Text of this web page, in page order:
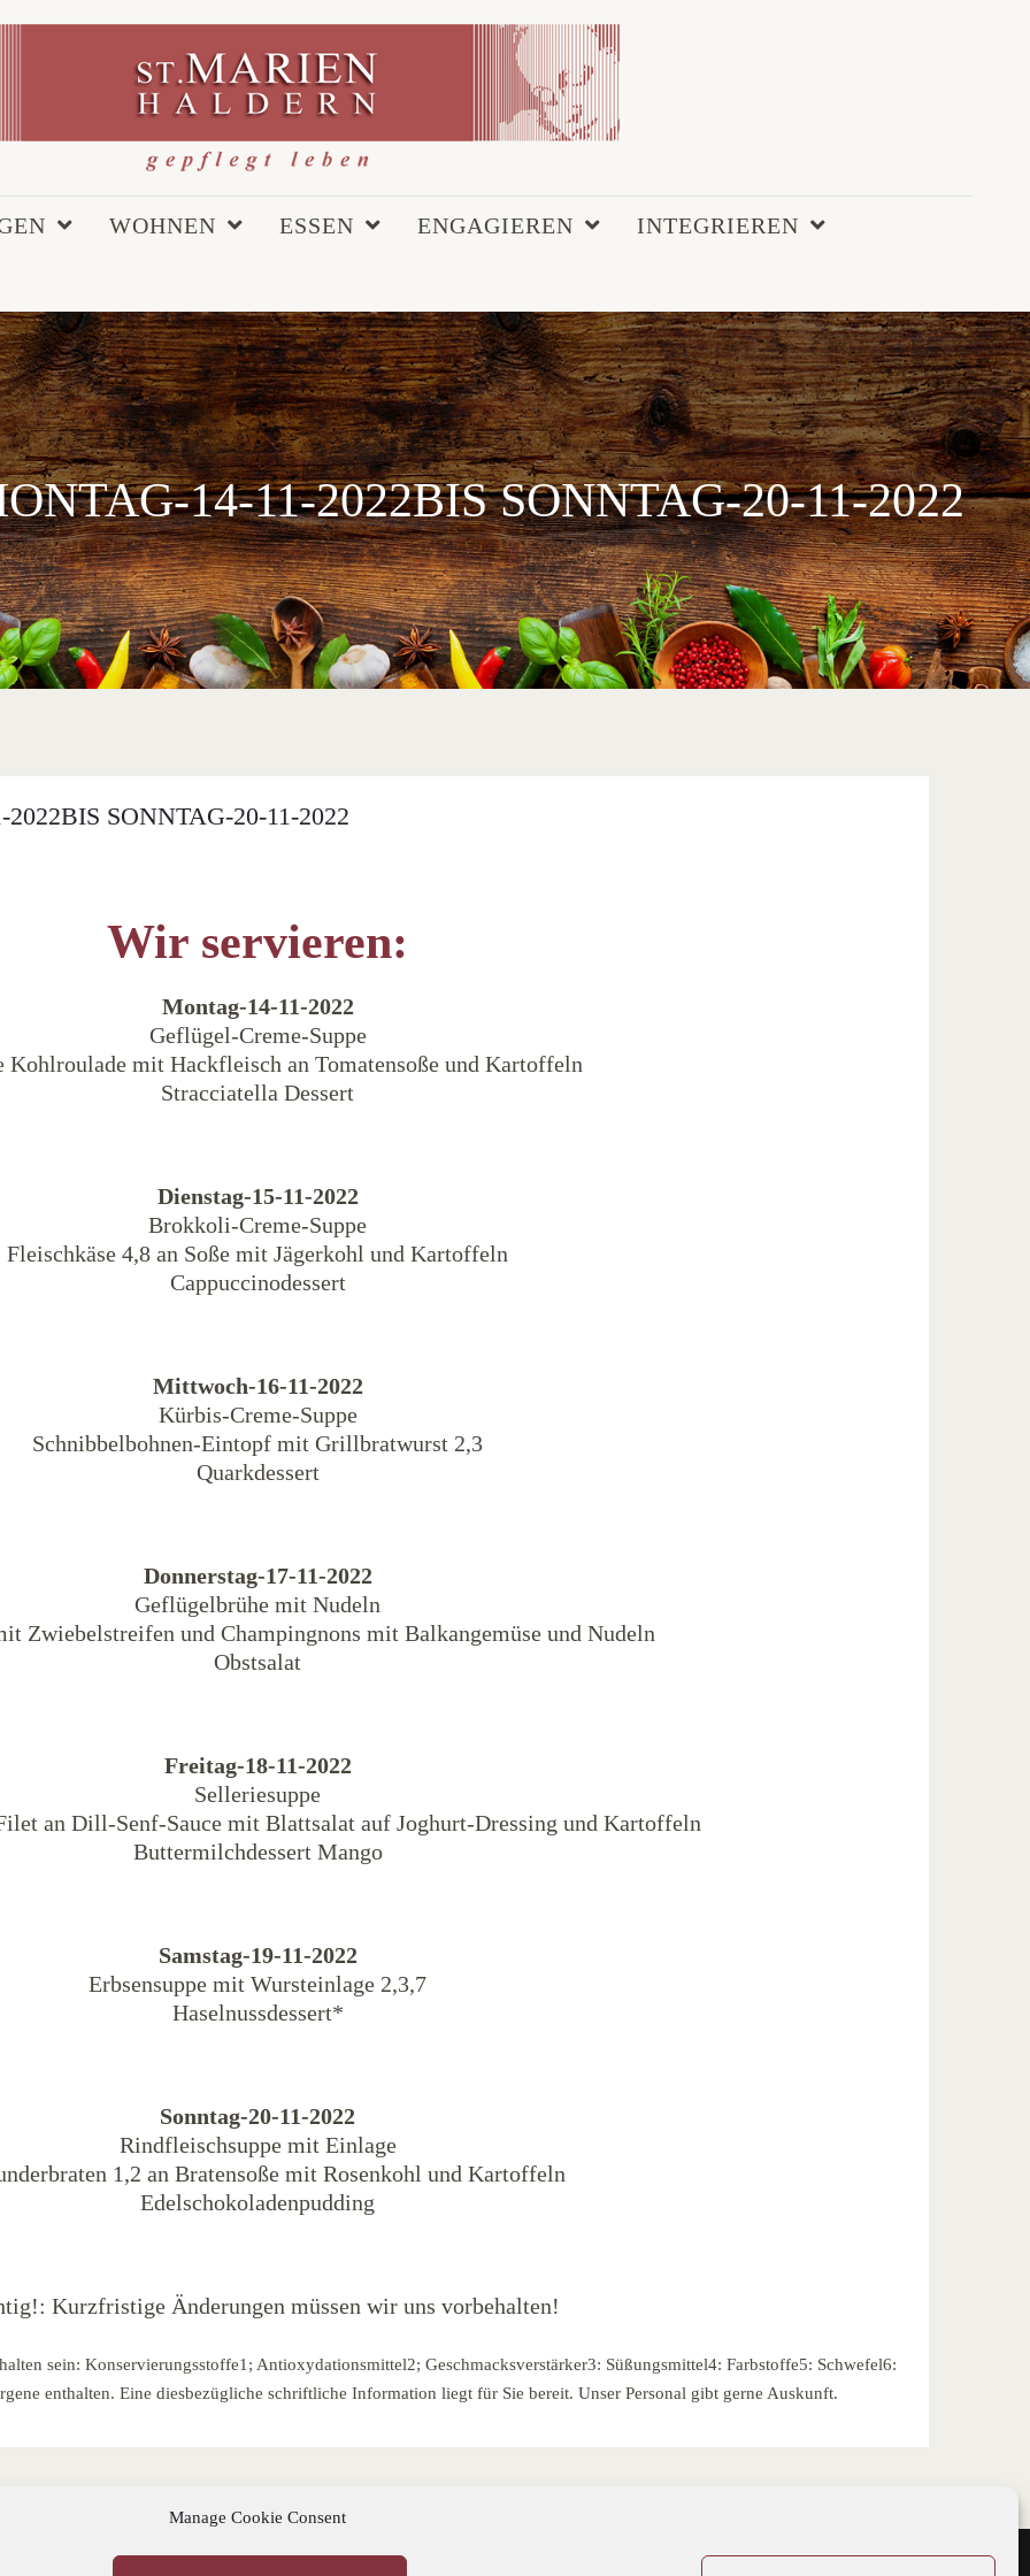
Manage Cookie Consent
WOHNEN ESSEN ENGAGIEREN INTEGRIEREN
14-11-2022BIS SONNTAG-20-11-2022
SONNTAG-20-11-2022
Wir servieren:
Montag-14-11-2022
Geflügel-Creme-Suppe
Kohlroulade mit Hackfleisch an Tomatensoße und Kartoffeln
Stracciatella Dessert
Dienstag-15-11-2022
Brokkoli-Creme-Suppe
Fleischkäse 4,8 an Soße mit Jägerkohl und Kartoffeln
Cappuccinodessert
Mittwoch-16-11-2022
Kürbis-Creme-Suppe
Schnibbelbohnen-Eintopf mit Grillbratwurst 2,3
Quarkdessert
Donnerstag-17-11-2022
Geflügelbrühe mit Nudeln
Zwiebelstreifen und Champingnons mit Balkangemüse und Nudeln
Obstsalat
Freitag-18-11-2022
Selleriesuppe
an Dill-Senf-Sauce mit Blattsalat auf Joghurt-Dressing und Kartoffeln
Buttermilchdessert Mango
Samstag-19-11-2022
Erbsensuppe mit Wursteinlage 2,3,7
Haselnussdessert*
Sonntag-20-11-2022
Rindfleischsuppe mit Einlage
1,2 an Bratensoße mit Rosenkohl und Kartoffeln
Edelschokoladenpudding
Kurzfristige Änderungen müssen wir uns vorbehalten!
sein: Konservierungsstoffe1; Antioxydationsmittel2; Geschmacksverstärker3: Süßungsmittel4: Farbstoffe5: Schwefel6:
enthalten. Eine diesbezügliche schriftliche Information liegt für Sie bereit. Unser Personal gibt gerne Auskunft.